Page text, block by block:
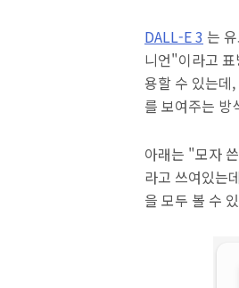
DALL-E 3 는
니언"이라고 표
용할 수 있는데
를 보여주는 방
아래는 "모자
라고 쓰여있는
을 모두 볼 수